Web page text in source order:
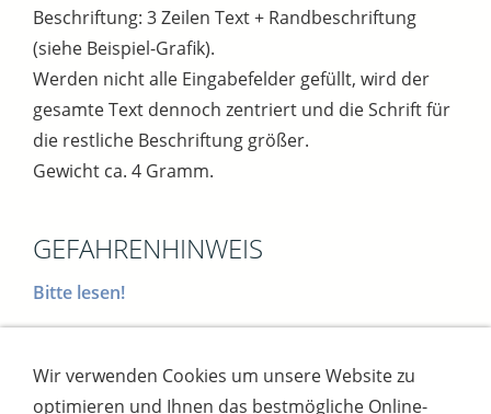
Beschriftung: 3 Zeilen Text + Randbeschriftung
(siehe Beispiel-Grafik).
Werden nicht alle Eingabefelder gefüllt, wird der
gesamte Text dennoch zentriert und die Schrift für
die restliche Beschriftung größer.
Gewicht ca. 4 Gramm.
GEFAHRENHINWEIS
Bitte lesen!
Impressum AGB
Widerrufsbutton
Widerrufsrecht
Online-Streitschlichtung
Wir verwenden Cookies um unsere Website zu
optimieren und Ihnen das bestmögliche Online-